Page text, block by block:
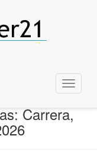
Menu
Carrera,